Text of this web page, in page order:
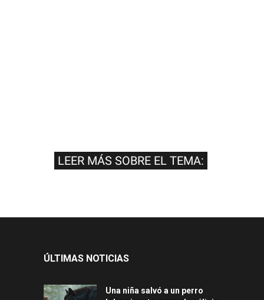
LEER MÁS SOBRE EL TEMA:
ÚLTIMAS NOTICIAS
Una niña salvó a un perro